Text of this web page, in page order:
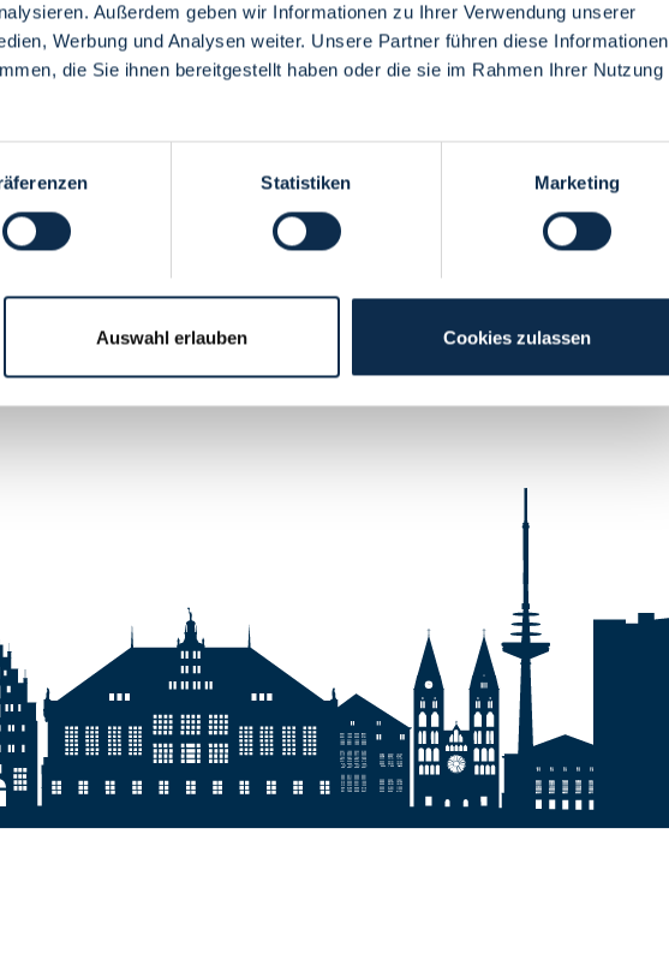
Außerdem geben wir Informationen zu Ihrer Verwendung unserer
Werbung und Analysen weiter. Unsere Partner führen diese Informationen
die Sie ihnen bereitgestellt haben oder die sie im Rahmen Ihrer Nutzung
Statistiken Marketing
Auswahl erlauben Cookies zulassen
Menü